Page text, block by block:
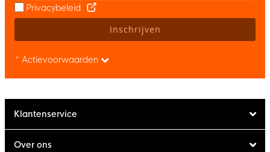
Privacybeleid
Inschrijven
* Actievoorwaarden
Klantenservice
Over ons